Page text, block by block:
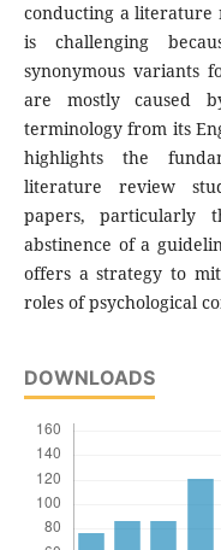
conducting a literature
is challenging
synonymous variants
are mostly caused
terminology from its
highlights the
literature review
papers, particularly
abstinence of a
offers a strategy to
roles of psychological
DOWNLOADS